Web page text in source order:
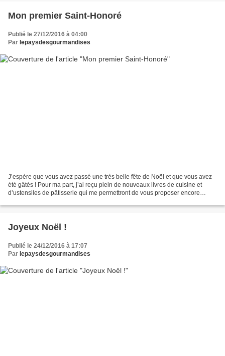
Mon premier Saint-Honoré
Publié le 27/12/2016 à 04:00
Par lepaysdesgourmandises
J’espère que vous avez passé une très belle fête de Noël et que vous avez
été gâtés ! Pour ma part, j’ai reçu plein de nouveaux livres de cuisine et
d’ustensiles de pâtisserie qui me permettront de vous proposer encore
Joyeux Noël !
Publié le 24/12/2016 à 17:07
Par lepaysdesgourmandises